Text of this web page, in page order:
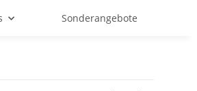
Sonderangebote